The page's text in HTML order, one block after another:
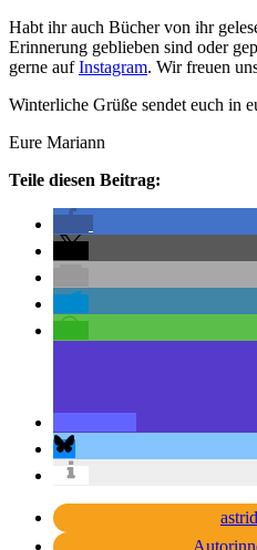
Habt ihr auch Bücher von ihr
Erinnerung geblieben sind oder
gerne aufInstagram. Wir freuen
Winterliche Grüße sendet euch in
Eure Mariann
Teile diesen Beitrag: